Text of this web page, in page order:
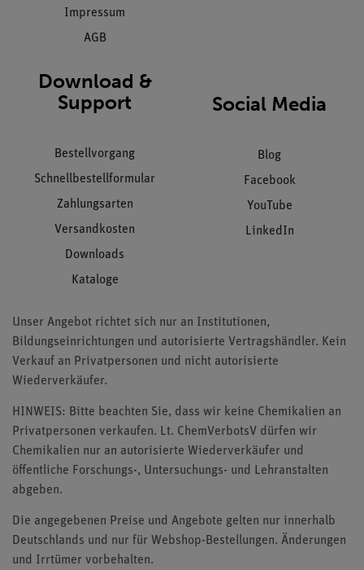
Impressum
AGB
Download &
Support
Bestellvorgang
Schnellbestellformular
Zahlungsarten
Versandkosten
Downloads
Kataloge
Social Media
Blog
Facebook
YouTube
LinkedIn
Unser Angebot richtet sich nur an Institutionen,
Bildungseinrichtungen und autorisierte Vertragshändler. Kein
Verkauf an Privatpersonen und nicht autorisierte
Wiederverkäufer.
HINWEIS: Bitte beachten Sie, dass wir keine Chemikalien an
Privatpersonen verkaufen. Lt. ChemVerbotsV dürfen wir
Chemikalien nur an autorisierte Wiederverkäufer und
öffentliche Forschungs-, Untersuchungs- und Lehranstalten
abgeben.
Die angegebenen Preise und Angebote gelten nur innerhalb
Deutschlands und nur für Webshop-Bestellungen. Änderungen
und Irrtümer vorbehalten.